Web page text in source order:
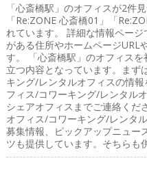
「心斎橋駅」のオフィスが2件
「Re:ZONE 心斎橋01」「
れています。 詳細な情報ペー
がある住所やホームページURL
す。 「心斎橋駅」のオフィス
立つ内容となっています。まず
キング/レンタルオフィスの情
フィス/コワーキング/レンタル
シェアオフィスまでご連絡くだ
オフィス/コワーキング/レンタ
募集情報、ピックアップニュー
ツも提供しています。そちらも